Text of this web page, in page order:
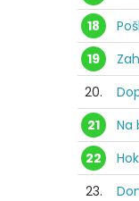
18
19
20.
21
Na
22
23.